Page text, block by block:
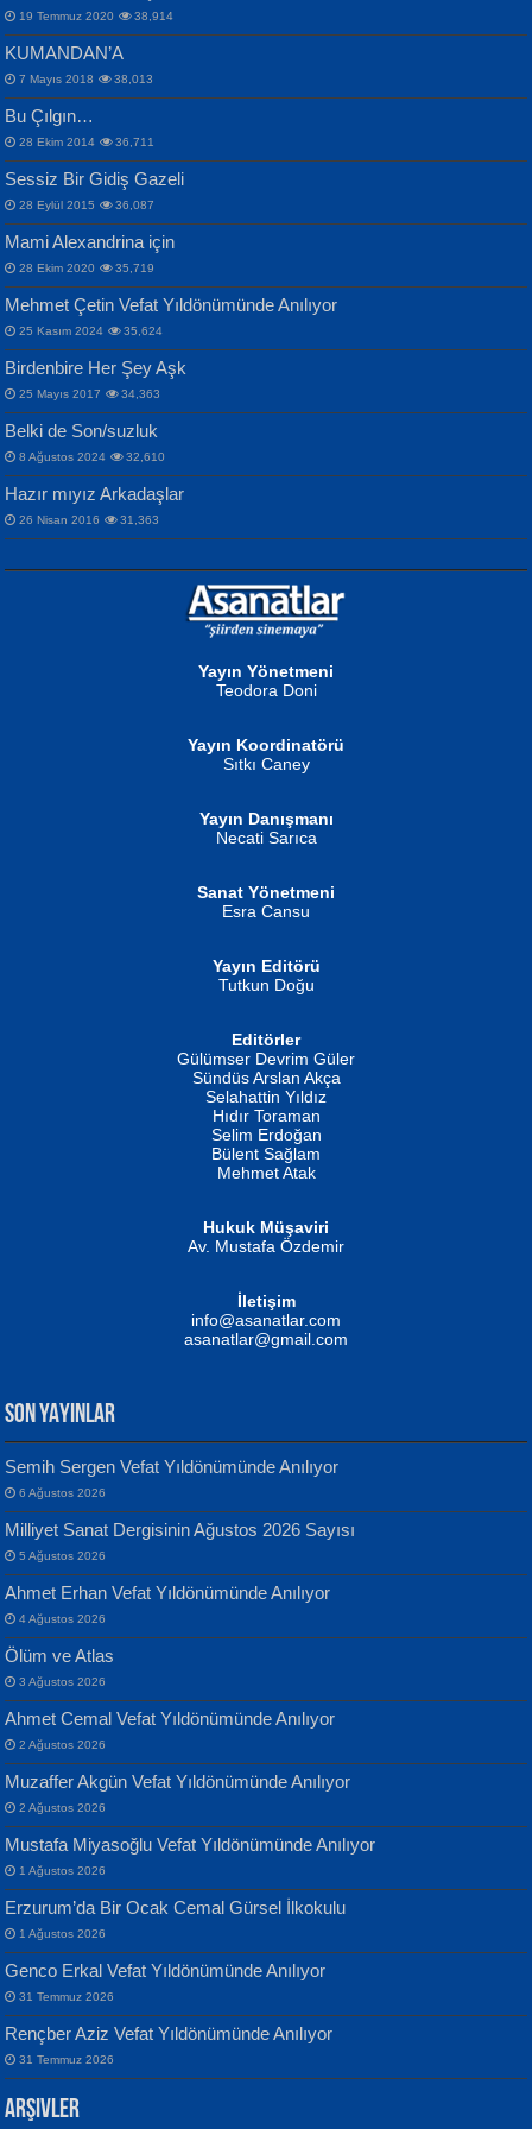
İPEK ACAR SERT
Gazze’nin Şecaati, Ümmetin İmtihanı...
MAHMUT GÜRBÜZ
İbrahim Olmak ve Bitirebilmek...
NURAN KÖSE BAYDAR
İSMAİL OKUTAN
Erkeklerin Kahrolması Ne Demektir
MUSTAFA KELOĞLU
Yarına İz Bırakmak...
ATİLLA ÖZEN
Sultan Olmadan Önce Eyüp...
EKREM KARABABA
Selahattin Yıldız
İdrakimle Üşürken...
Songül Özel
Mahzen...
Ben Deniz Değilim ki...
Evvel Zaman Tanrıçası...
Yılmaz Ekinci
Geceye Söylenen...
Banu Sancak
Defterimden İçeri...
İsmail Aydos
İnkisar...
ERDEM BAYAZIT
Sana, Bana, Vatanıma, Ülkemin
İnsanlarına Dair...
NAZIM HİKMET RAN
Bir Cezaevinde, Tecritteki Adamın
Mektupları...
19 Temmuz 2020 38,914
KUMANDAN’A
7 Mayıs 2018 38,013
Bu Çılgın…
28 Ekim 2014 36,711
Sessiz Bir Gidiş Gazeli
28 Eylül 2015 36,087
Mami Alexandrina için
28 Ekim 2020 35,719
Mehmet Çetin Vefat Yıldönümünde Anılıyor
25 Kasım 2024 35,624
Birdenbire Her Şey Aşk
25 Mayıs 2017 34,363
Belki de Son/suzluk
8 Ağustos 2024 32,610
Hazır mıyız Arkadaşlar
26 Nisan 2016 31,363
Yayın Yönetmeni
Teodora Doni
Yayın Koordinatörü
Sıtkı Caney
Yayın Danışmanı
Necati Sarıca
Sanat Yönetmeni
Esra Cansu
Yayın Editörü
Tutkun Doğu
Editörler
Gülümser Devrim Güler
Sündüs Arslan Akça
Selahattin Yıldız
Hıdır Toraman
Selim Erdoğan
Bülent Sağlam
Mehmet Atak
Hukuk Müşaviri
Av. Mustafa Özdemir
İletişim
info@asanatlar.com
asanatlar@gmail.com
SON YAYINLAR
Semih Sergen Vefat Yıldönümünde Anılıyor
6 Ağustos 2026
Milliyet Sanat Dergisinin Ağustos 2026 Sayısı
5 Ağustos 2026
Ahmet Erhan Vefat Yıldönümünde Anılıyor
4 Ağustos 2026
Ölüm ve Atlas
3 Ağustos 2026
Ahmet Cemal Vefat Yıldönümünde Anılıyor
2 Ağustos 2026
Muzaffer Akgün Vefat Yıldönümünde Anılıyor
2 Ağustos 2026
Mustafa Miyasoğlu Vefat Yıldönümünde Anılıyor
1 Ağustos 2026
Erzurum’da Bir Ocak Cemal Gürsel İlkokulu
1 Ağustos 2026
Genco Erkal Vefat Yıldönümünde Anılıyor
31 Temmuz 2026
Rençber Aziz Vefat Yıldönümünde Anılıyor
31 Temmuz 2026
Arşivler